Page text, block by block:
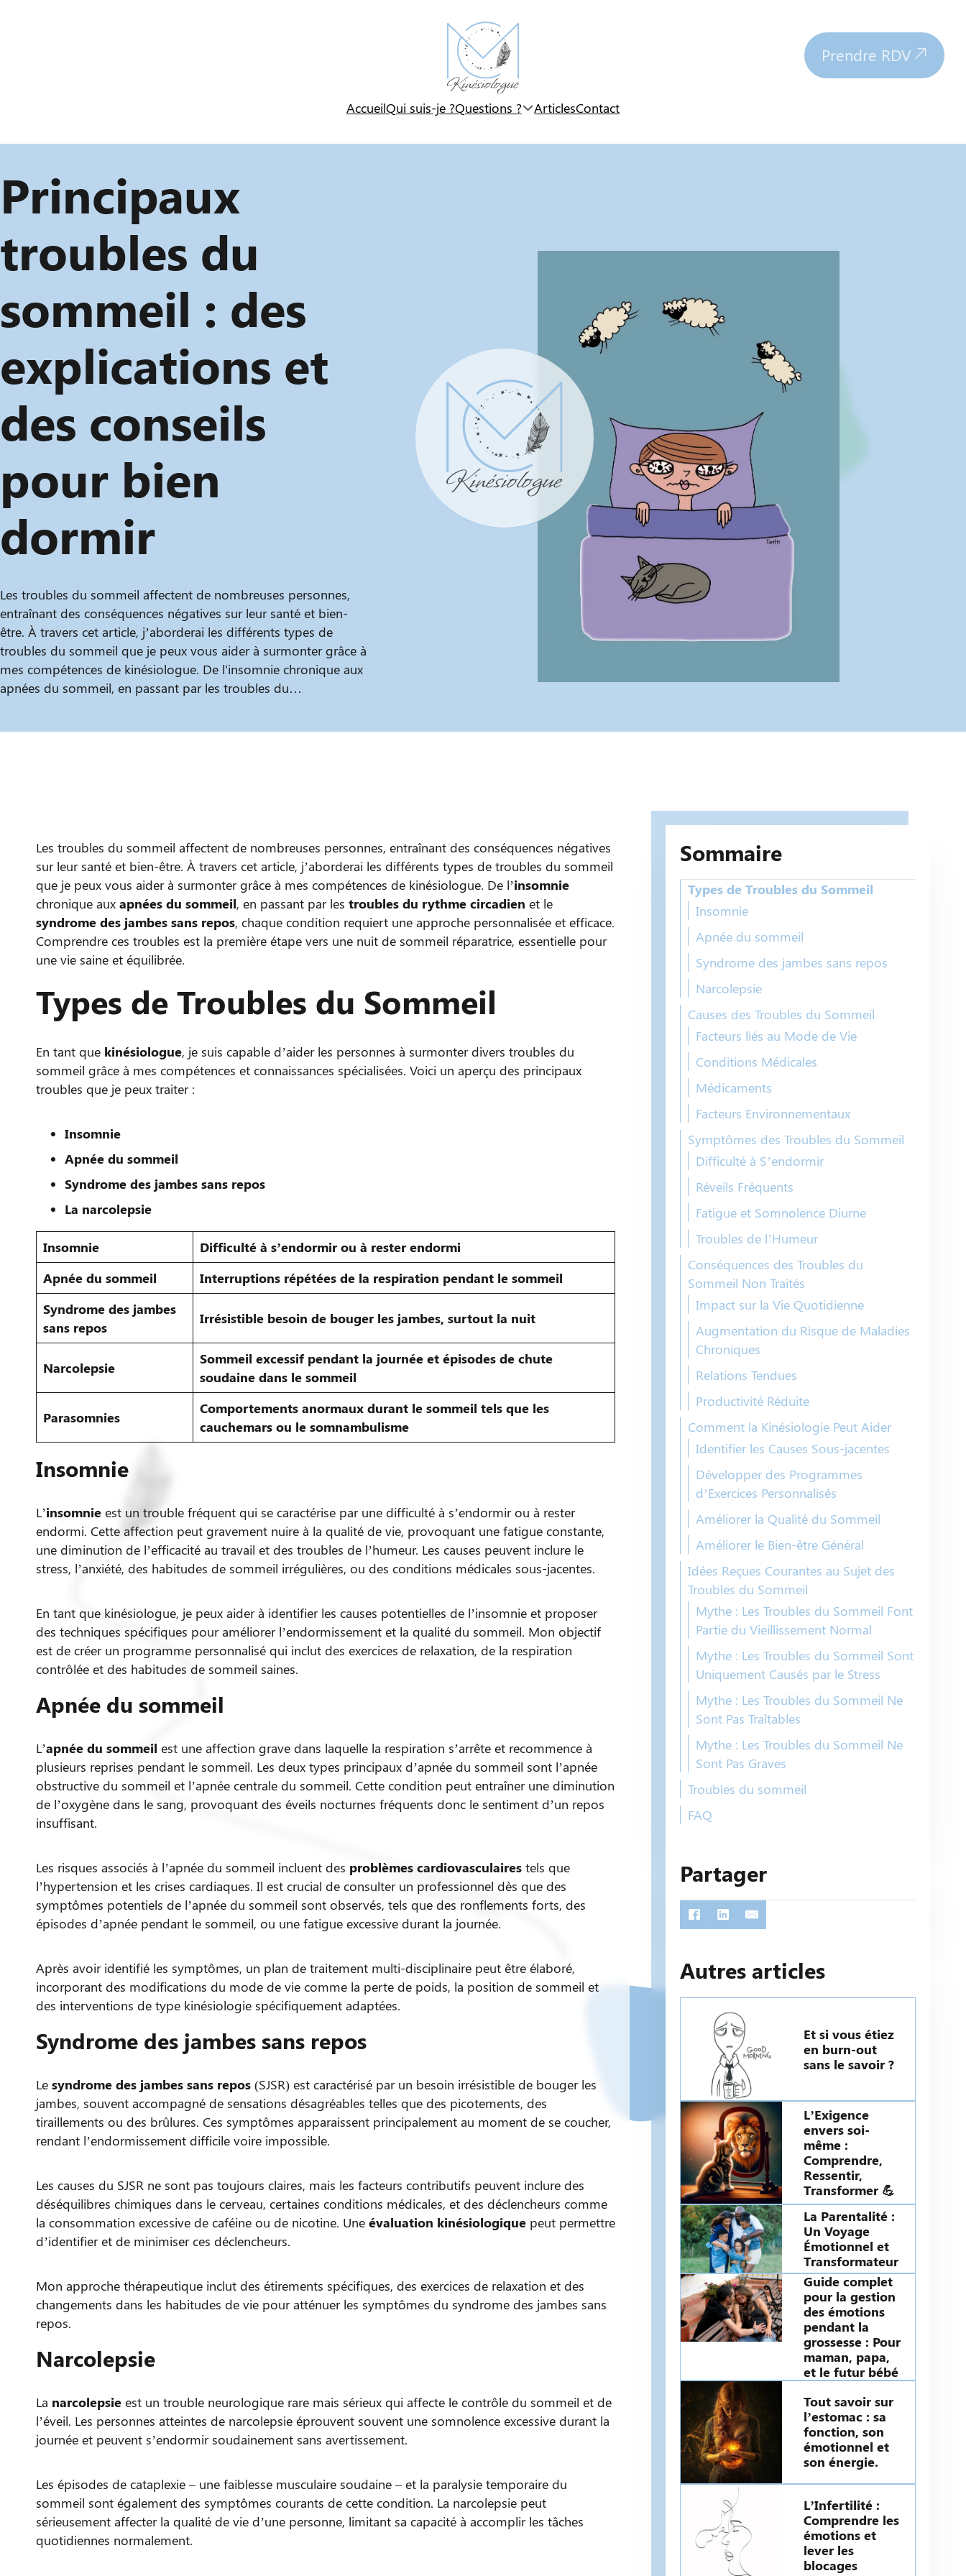
Kinésiologue
AccueilQui suis-je ?Questions ? ArticlesContact
Prendre RDV
Principaux
troubles du
sommeil : des
explications et
des conseils
pour bien
dormir
Les troubles du sommeil affectent de nombreuses personnes,
entraînant des conséquences négatives sur leur santé et bien-
être. À travers cet article, j’aborderai les différents types de
troubles du sommeil que je peux vous aider à surmonter grâce à
mes compétences de kinésiologue. De l'insomnie chronique aux
apnées du sommeil, en passant par les troubles du…
Les troubles du sommeil affectent de nombreuses personnes, entraînant des conséquences négatives
sur leur santé et bien-être. À travers cet article, j’aborderai les différents types de troubles du sommeil
que je peux vous aider à surmonter grâce à mes compétences de kinésiologue. De l’insomnie
chronique aux apnées du sommeil, en passant par les troubles du rythme circadien et le
syndrome des jambes sans repos, chaque condition requiert une approche personnalisée et efficace.
Comprendre ces troubles est la première étape vers une nuit de sommeil réparatrice, essentielle pour
une vie saine et équilibrée.
Types de Troubles du Sommeil
En tant que kinésiologue, je suis capable d’aider les personnes à surmonter divers troubles du
sommeil grâce à mes compétences et connaissances spécialisées. Voici un aperçu des principaux
troubles que je peux traiter :
Insomnie
Apnée du sommeil
Syndrome des jambes sans repos
La narcolepsie
Insomnie
Difficulté à s’endormir ou à rester endormi
Apnée du sommeil
Interruptions répétées de la respiration pendant le sommeil
Syndrome des jambes
sans repos
Irrésistible besoin de bouger les jambes, surtout la nuit
Narcolepsie
Sommeil excessif pendant la journée et épisodes de chute
soudaine dans le sommeil
Parasomnies
Comportements anormaux durant le sommeil tels que les
cauchemars ou le somnambulisme
Insomnie
L’insomnieest un trouble fréquent qui se caractérise par une difficulté à s’endormir ou à rester
endormi. Cette affection peut gravement nuire à la qualité de vie, provoquant une fatigue constante,
une diminution de l’efficacité au travail et des troubles de l’humeur. Les causes peuvent inclure le
stress, l’anxiété, des habitudes de sommeil irrégulières, ou des conditions médicales sous-jacentes.
En tant que kinésiologue, je peux aider à identifier les causes potentielles de l’insomnie et proposer
des techniques spécifiques pour améliorer l’endormissement et la qualité du sommeil. Mon objectif
est de créer un programme personnalisé qui inclut des exercices de relaxation, de la respiration
contrôlée et des habitudes de sommeil saines.
Apnée du sommeil
L’apnée du sommeil est une affection grave dans laquelle la respiration s’arrête et recommence à
plusieurs reprises pendant le sommeil. Les deux types principaux d’apnée du sommeil sont l’apnée
obstructive du sommeil et l’apnée centrale du sommeil. Cette condition peut entraîner une diminution
de l’oxygène dans le sang, provoquant des éveils nocturnes fréquents donc le sentiment d’un repos
insuffisant.
Les risques associés à l’apnée du sommeil incluent des problèmes cardiovasculairestels que
l’hypertension et les crises cardiaques. Il est crucial de consulter un professionnel dès que des
symptômes potentiels de l’apnée du sommeil sont observés, tels que des ronflements forts, des
épisodes d’apnée pendant le sommeil, ou une fatigue excessive durant la journée.
Après avoir identifié les symptômes, un plan de traitement multi-disciplinaire peut être élaboré,
incorporant des modifications du mode de vie comme la perte de poids, la position de sommeil et
des interventions de type kinésiologie spécifiquement adaptées.
Syndrome des jambes sans repos
Le syndrome des jambes sans repos(SJSR) est caractérisé par un besoin irrésistible de bouger les
jambes, souvent accompagné de sensations désagréables telles que des picotements, des
tiraillements ou des brûlures. Ces symptômes apparaissent principalement au moment de se coucher,
rendant l’endormissement difficile voire impossible.
Les causes du SJSR ne sont pas toujours claires, mais les facteurs contributifs peuvent inclure des
déséquilibres chimiques dans le cerveau, certaines conditions médicales, et des déclencheurs comme
la consommation excessive de caféine ou de nicotine. Une évaluation kinésiologiquepeut permettre
d’identifier et de minimiser ces déclencheurs.
Mon approche thérapeutique inclut des étirements spécifiques, des exercices de relaxation et des
changements dans les habitudes de vie pour atténuer les symptômes du syndrome des jambes sans
repos.
Narcolepsie
La narcolepsieest un trouble neurologique rare mais sérieux qui affecte le contrôle du sommeil et de
l’éveil. Les personnes atteintes de narcolepsie éprouvent souvent une somnolence excessive durant la
journée et peuvent s’endormir soudainement sans avertissement.
Les épisodes de cataplexie – une faiblesse musculaire soudaine – et la paralysie temporaire du
sommeil sont également des symptômes courants de cette condition. La narcolepsie peut
sérieusement affecter la qualité de vie d’une personne, limitant sa capacité à accomplir les tâches
quotidiennes normalement.
Sommaire
Types de Troubles du Sommeil
Insomnie
Apnée du sommeil
Syndrome des jambes sans repos
Narcolepsie
Causes des Troubles du Sommeil
Facteurs liés au Mode de Vie
Conditions Médicales
Médicaments
Facteurs Environnementaux
Symptômes des Troubles du Sommeil
Difficulté à S’endormir
Réveils Fréquents
Fatigue et Somnolence Diurne
Troubles de l’Humeur
Conséquences des Troubles du
Sommeil Non Traités
Impact sur la Vie Quotidienne
Augmentation du Risque de Maladies
Chroniques
Relations Tendues
Productivité Réduite
Comment la Kinésiologie Peut Aider
Identifier les Causes Sous-jacentes
Développer des Programmes
d’Exercices Personnalisés
Améliorer la Qualité du Sommeil
Améliorer le Bien-être Général
Idées Reçues Courantes au Sujet des
Troubles du Sommeil
Mythe : Les Troubles du Sommeil Font
Partie du Vieillissement Normal
Mythe : Les Troubles du Sommeil Sont
Uniquement Causés par le Stress
Mythe : Les Troubles du Sommeil Ne
Sont Pas Traîtables
Mythe : Les Troubles du Sommeil Ne
Sont Pas Graves
Troubles du sommeil
FAQ
Partager
Autres articles
Et si vous étiez
en burn-out
sans le savoir ?
L’Exigence
envers soi-
même :
Comprendre,
Ressentir,
Transformer 💪
La Parentalité :
Un Voyage
Émotionnel et
Transformateur
Guide complet
pour la gestion
des émotions
pendant la
grossesse : Pour
maman, papa,
et le futur bébé
Tout savoir sur
l’estomac : sa
fonction, son
émotionnel et
son énergie.
L’Infertilité :
Comprendre les
émotions et
lever les
blocages